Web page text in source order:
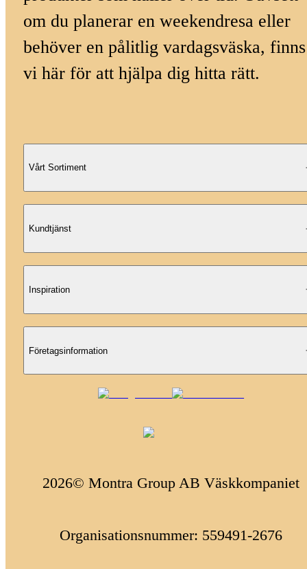
om du planerar en weekendresa eller
behöver en pålitlig vardagsväska, finns
vi här för att hjälpa dig hitta rätt.
Vårt Sortiment
Kundtjänst
Inspiration
Företagsinformation
2026© Montra Group AB Väskkompaniet
Organisationsnummer: 559491-2676